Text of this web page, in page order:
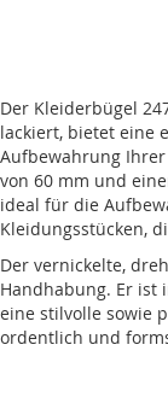
Der Kleiderbügel
lackiert, bietet eine
Aufbewahrung
von 60 mm und
ideal für die
Kleidungsstücken,
Der vernickelte,
Handhabung. Er
eine stilvolle sowie
ordentlich und